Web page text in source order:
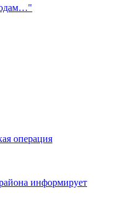
операция
информирует